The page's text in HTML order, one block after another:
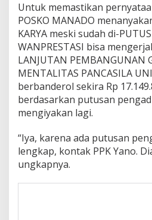
Untuk memastikan
POSKO MANADO
KARYA meski sudah di-
WANPRESTASI bisa
LANJUTAN PEMBANGUNAN
MENTALITAS PANCASILA
berbanderol sekira Rp
berdasarkan putusan
mengiyakan lagi.
“Iya, karena ada putusan
lengkap, kontak PPK Yano.
ungkapnya.